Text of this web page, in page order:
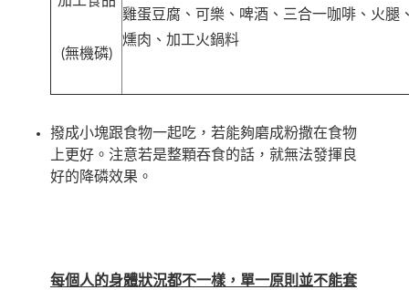
(無機磷)
雞蛋豆腐、可樂、啤酒、三合一咖啡、火腿
燻肉、加工火鍋料
撥成小塊跟食物一起吃，若能夠磨成粉撒在食物
上更好。注意若是整顆吞食的話，就無法發揮良
好的降磷效果。
每個人的身體狀況都不一樣，單一原則並不能套